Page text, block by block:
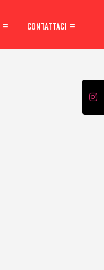
CONTATTACI